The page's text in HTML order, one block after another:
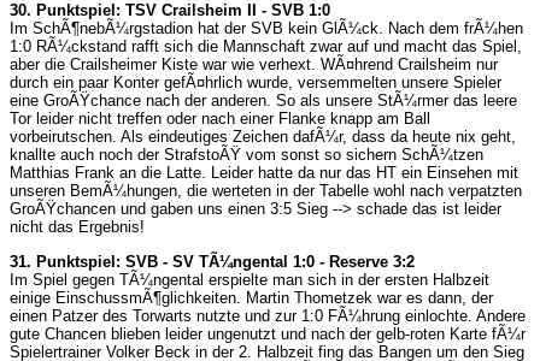
30. Punktspiel: TSV Crailsheim II - SVB 1:0
Im SchÃ¶nebÃ¼rgstadion hat der SVB kein GlÃ¼ck. Nach dem frÃ¼hen
1:0 RÃ¼ckstand rafft sich die Mannschaft zwar auf und macht das Spiel,
aber die Crailsheimer Kiste war wie verhext. WÃ¤hrend Crailsheim nur
durch ein paar Konter gefÃ¤hrlich wurde, versemmelten unsere Spieler
eine GroÃŸchance nach der anderen. So als unsere StÃ¼rmer das leere
Tor leider nicht treffen oder nach einer Flanke knapp am Ball
vorbeirutschen. Als eindeutiges Zeichen dafÃ¼r, dass da heute nix geht,
knallte auch noch der StrafstoÃŸ vom sonst so sichern SchÃ¼tzen
Matthias Frank an die Latte. Leider hatte da nur das HT ein Einsehen mit
unseren BemÃ¼hungen, die werteten in der Tabelle wohl nach verpatzten
GroÃŸchancen und gaben uns einen 3:5 Sieg --> schade das ist leider
nicht das Ergebnis!
31. Punktspiel: SVB - SV TÃ¼ngental 1:0 - Reserve 3:2
Im Spiel gegen TÃ¼ngental erspielte man sich in der ersten Halbzeit
einige EinschussmÃ¶glichkeiten. Martin Thometzek war es dann, der
einen Patzer des Torwarts nutzte und zur 1:0 FÃ¼hrung einlochte. Andere
gute Chancen blieben leider ungenutzt und nach der gelb-roten Karte fÃ¼r
Spielertrainer Volker Beck in der 2. Halbzeit fing das Bangen um den Sieg